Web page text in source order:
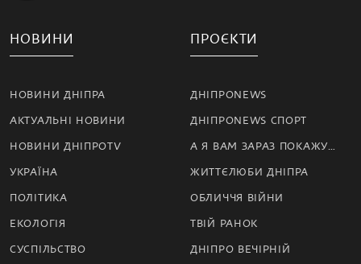
НОВИНИ
НОВИНИ ДНІПРА
АКТУАЛЬНІ НОВИНИ
НОВИНИ ДНІПРОTV
УКРАЇНА
ПОЛІТИКА
ЕКОЛОГІЯ
СУСПІЛЬСТВО
ПРОЄКТИ
ДНІПРОNEWS
ДНІПРОNEWS СПОРТ
А Я ВАМ ЗАРАЗ ПОКАЖУ…
ЖИТТЄЛЮБИ ДНІПРА
ОБЛИЧЧЯ ВІЙНИ
ТВІЙ РАНОК
ДНІПРО ВЕЧІРНІЙ